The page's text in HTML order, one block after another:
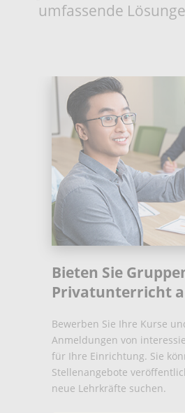
umfassende
Bieten Sie
Privatunterricht
Bewerben Sie Ihre Kurse
Anmeldungen von
für Ihre Einrichtung. Sie
Stellenangebote
neue Lehrkräfte suchen.